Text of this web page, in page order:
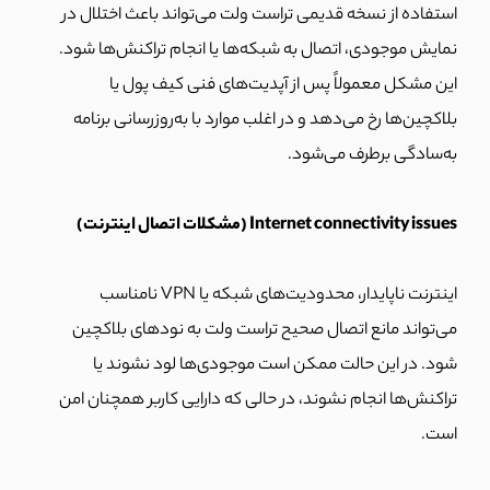
استفاده از نسخه قدیمی تراست ولت می‌تواند باعث اختلال در
نمایش موجودی، اتصال به شبکه‌ها یا انجام تراکنش‌ها شود.
این مشکل معمولاً پس از آپدیت‌های فنی کیف پول یا
بلاکچین‌ها رخ می‌دهد و در اغلب موارد با به‌روزرسانی برنامه
به‌سادگی برطرف می‌شود.
Internet connectivity issues (مشکلات اتصال اینترنت)
اینترنت ناپایدار، محدودیت‌های شبکه یا VPN نامناسب
می‌تواند مانع اتصال صحیح تراست ولت به نودهای بلاکچین
شود. در این حالت ممکن است موجودی‌ها لود نشوند یا
تراکنش‌ها انجام نشوند، در حالی که دارایی کاربر همچنان امن
است.